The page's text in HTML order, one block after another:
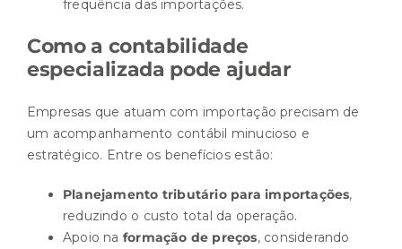
frequência das importações.
Como a contabilidade
especializada pode ajudar
Empresas que atuam com importação precisam de
um acompanhamento contábil minucioso e
estratégico. Entre os benefícios estão:
Planejamento tributário para importações,
reduzindo o custo total da operação.
Apoio na formação de preços, considerando